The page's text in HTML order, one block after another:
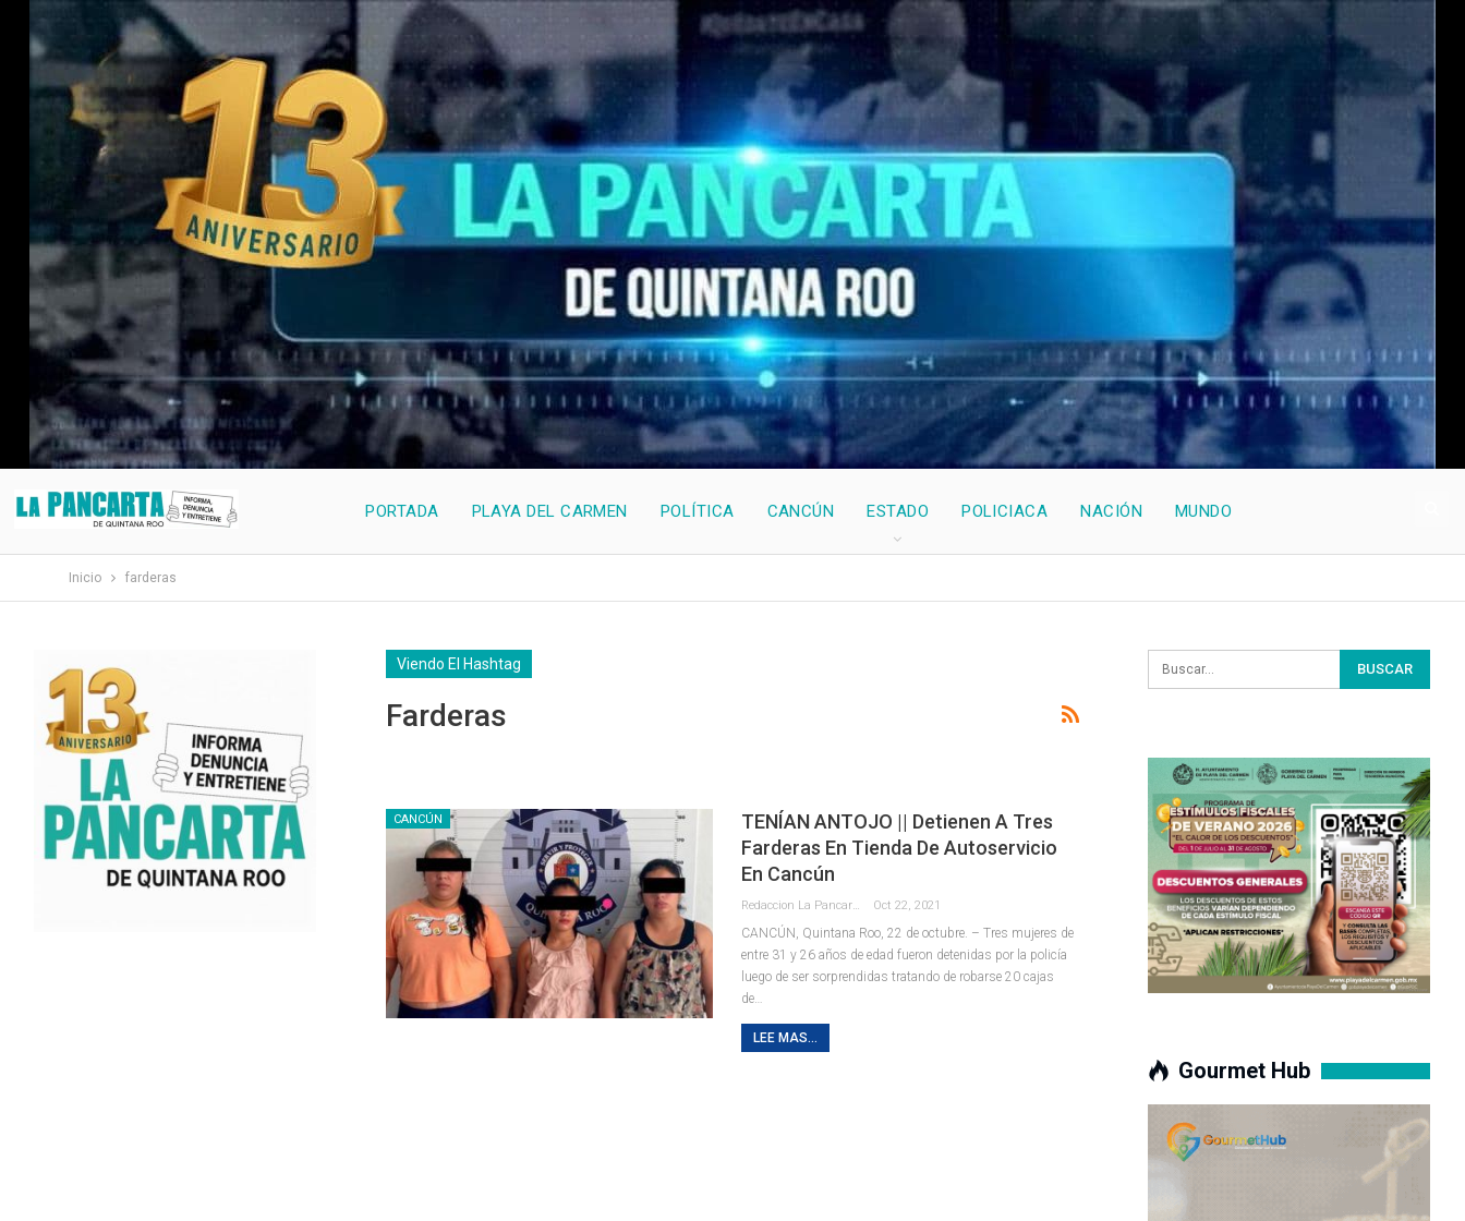
PORTADA PLAYA DEL CARMEN POLÍTICA CANCÚN ESTADO POLICIACA NACIÓN MUNDO
Inicio farderas
Viendo El Hashtag
Farderas
CANCÚN
TENÍAN ANTOJO || Detienen A Tres
Farderas En Tienda De Autoservicio
En Cancún
Oct 22, 2021
CANCÚN, Quintana Roo, 22 de octubre. – Tres mujeres de
entre 31 y 26 años de edad fueron detenidas por la policía
luego de ser sorprendidas tratando de robarse 20 cajas
de
LEE MAS...
Gourmet Hub